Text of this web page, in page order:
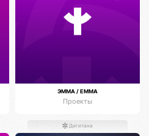
ЭММА / EMMA
Проекты
Дигитана